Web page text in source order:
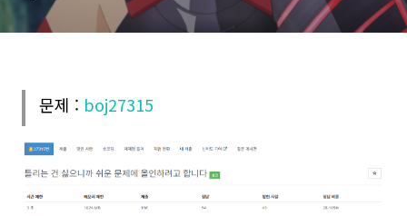
문제 : boj27315